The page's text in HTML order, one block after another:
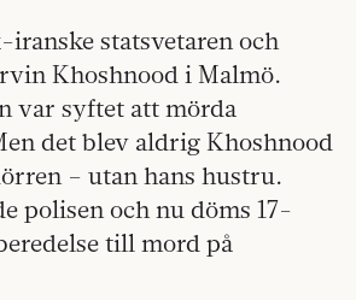
iranske statsvetaren och
Khoshnood i Malmö.
var syftet att mörda
det blev aldrig Khoshnood
– utan hans hustru.
polisen och nu döms 17-
till mord på